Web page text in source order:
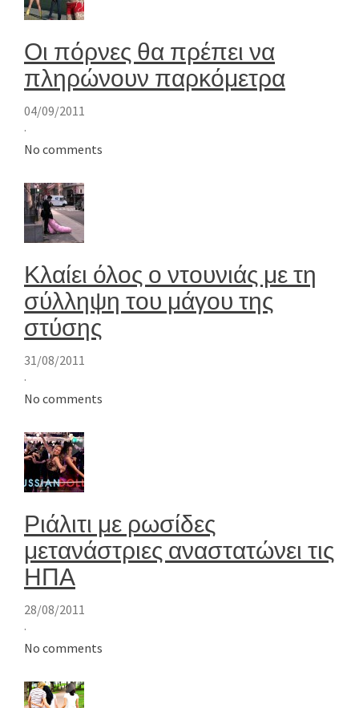
Οι πόρνες θα πρέπει να
πληρώνουν παρκόμετρα
04/09/2011
·
No comments
Κλαίει όλος ο ντουνιάς με τη
σύλληψη του μάγου της
στύσης
31/08/2011
·
No comments
Ριάλιτι με ρωσίδες
μετανάστριες αναστατώνει τις
ΗΠΑ
28/08/2011
·
No comments